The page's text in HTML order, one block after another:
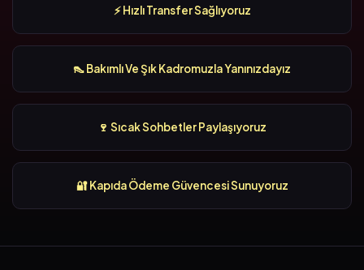
⚡ Hızlı Transfer Sağlıyoruz
👠 Bakımlı Ve Şık Kadromuzla Yanınızdayız
🍷 Sıcak Sohbetler Paylaşıyoruz
🔐 Kapıda Ödeme Güvencesi Sunuyoruz